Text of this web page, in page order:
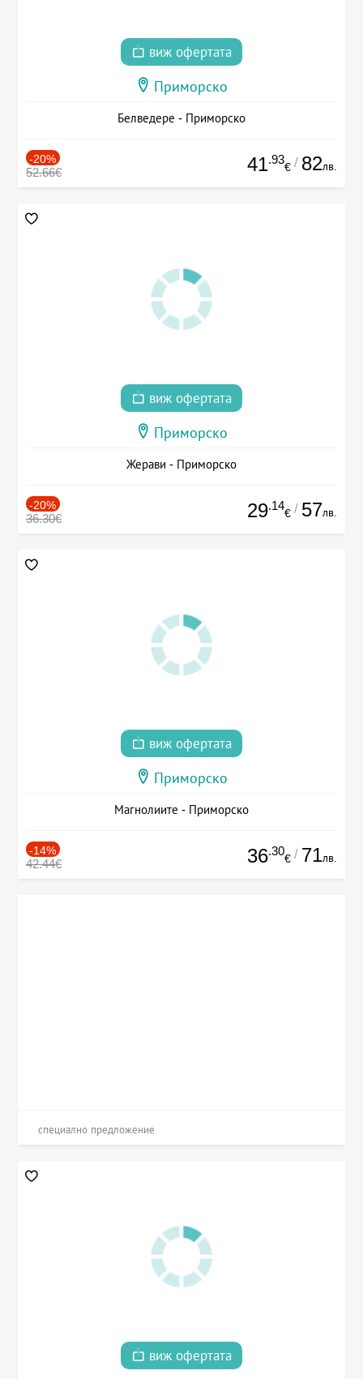
виж офертата
Приморско
Белведере - Приморско
-20%
52.66€ 41.93
€ / 82лв.
виж офертата
Приморско
Жерави - Приморско
-20%
36.30€ 29.14
€ / 57лв.
виж офертата
Приморско
Магнолиите - Приморско
-14%
42.44€ 36.30
€ / 71лв.
специално предложение
виж офертата